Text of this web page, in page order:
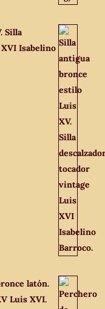
Silla
Isabelino
latón.
Luis XVI.